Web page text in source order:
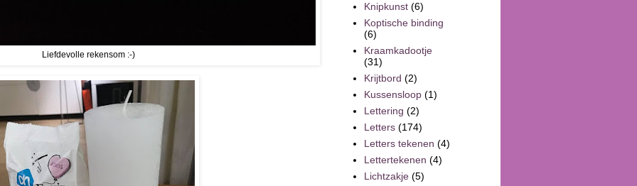
Liefdevolle rekensom :-)
Knipkunst (6)
Koptische binding
(6)
Kraamkadootje
(31)
Krijtbord (2)
Kussensloop (1)
Lettering (2)
Letters (174)
Letters tekenen (4)
Lettertekenen (4)
Lichtzakje (5)